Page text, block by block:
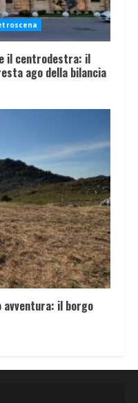
il centrodestra: il
ago della bilancia
avventura: il borgo